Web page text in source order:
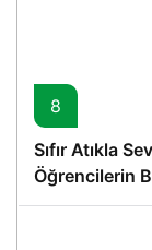
8
Sıfır Atıkla
Öğrencilerin
Proje